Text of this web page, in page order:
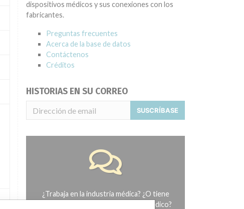
dispositivos médicos y sus conexiones con los
fabricantes.
Preguntas frecuentes
Acerca de la base de datos
Contáctenos
Créditos
HISTORIAS EN SU CORREO
SUSCRÍBASE
¿Trabaja en la industria médica? ¿O tiene
experiencia con algún dispositivo médico?